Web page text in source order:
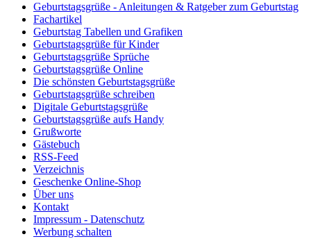
Geburtstagsgrüße - Anleitungen & Ratgeber zum Geburtstag
Fachartikel
Geburtstag Tabellen und Grafiken
Geburtstagsgrüße für Kinder
Geburtstagsgrüße Sprüche
Geburtstagsgrüße Online
Die schönsten Geburtstagsgrüße
Geburtstagsgrüße schreiben
Digitale Geburtstagsgrüße
Geburtstagsgrüße aufs Handy
Grußworte
Gästebuch
RSS-Feed
Verzeichnis
Geschenke Online-Shop
Über uns
Kontakt
Impressum - Datenschutz
Werbung schalten